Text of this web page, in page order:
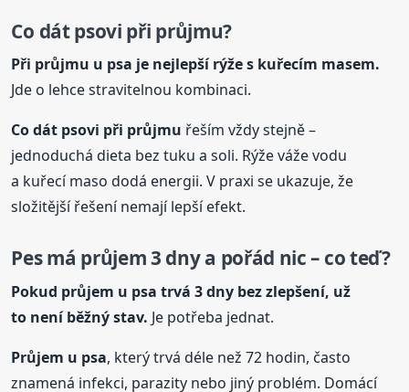
Co dát psovi při průjmu?
Při průjmu u psa je nejlepší rýže s kuřecím masem.
Jde o lehce stravitelnou kombinaci.
Co dát psovi při průjmu řeším vždy stejně –
jednoduchá dieta bez tuku a soli. Rýže váže vodu
a kuřecí maso dodá energii. V praxi se ukazuje, že
složitější řešení nemají lepší efekt.
Pes má průjem 3 dny a pořád nic – co teď?
Pokud průjem u psa trvá 3 dny bez zlepšení, už
to není běžný stav. Je potřeba jednat.
Průjem u psa, který trvá déle než 72 hodin, často
znamená infekci, parazity nebo jiný problém. Domácí